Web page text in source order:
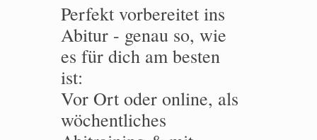
Perfekt vorbereitet ins
Abitur - genau so, wie
es für dich am besten
ist:
Vor Ort oder online, als
wöchentliches